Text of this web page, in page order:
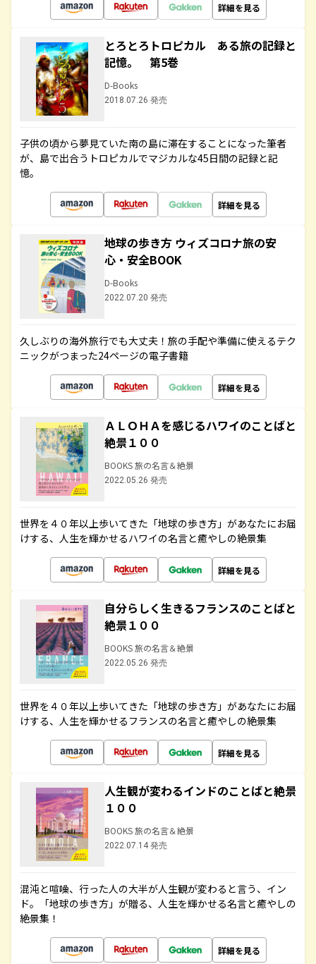
詳細を見る
とろとろトロピカル ある旅の記録と
記憶。 第5巻
D-Books
2018.07.26 発売
子供の頃から夢見ていた南の島に滞在することになった筆者
が、島で出合うトロピカルでマジカルな45日間の記録と記
憶。
詳細を見る
地球の歩き方 ウィズコロナ旅の安
心・安全BOOK
D-Books
2022.07.20 発売
久しぶりの海外旅行でも大丈夫！旅の手配や準備に使えるテク
ニックがつまった24ページの電子書籍
詳細を見る
ＡＬＯＨＡを感じるハワイのことばと
絶景１００
BOOKS 旅の名言＆絶景
2022.05.26 発売
世界を４０年以上歩いてきた「地球の歩き方」があなたにお届
けする、人生を輝かせるハワイの名言と癒やしの絶景集
詳細を見る
自分らしく生きるフランスのことばと
絶景１００
BOOKS 旅の名言＆絶景
2022.05.26 発売
世界を４０年以上歩いてきた「地球の歩き方」があなたにお届
けする、人生を輝かせるフランスの名言と癒やしの絶景集
詳細を見る
人生観が変わるインドのことばと絶景
１００
BOOKS 旅の名言＆絶景
2022.07.14 発売
混沌と喧噪、行った人の大半が人生観が変わると言う、イン
ド。「地球の歩き方」が贈る、人生を輝かせる名言と癒やしの
絶景集！
詳細を見る